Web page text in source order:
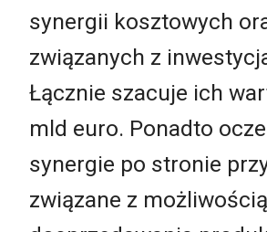
synergii kosztowych
związanych z
Łącznie szacuje ich
mld euro. Ponadto
synergie po stronie
związane z możliwością